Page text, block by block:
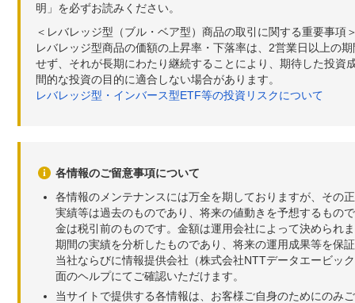
明」を必ずお読みください。
＜レバレッジ型（ブル・ベア型）商品の取引に関する重要事項
レバレッジ型商品の価額の上昇率・下落率は、2営業日以上の
せず、それが長期にわたり継続することにより、期待した投
間的な投資の目的に適合しない場合があります。
レバレッジ型・インバース型ETF等の投資リスクについて
各情報のご留意事項について
各情報のメンテナンスには万全を期しておりますが、その
実績等は過去のものであり、将来の値動きを予想するもの
金は税引前のものです。金額は運用会社によって決められ
期間の実績を分析したものであり、将来の運用成果等を保
当社ならびに情報提供会社（株式会社NTTデータエービッ
面のヘルプにてご確認いただけます。
当サイトで提供する各情報は、お客様ご自身のためにのみ